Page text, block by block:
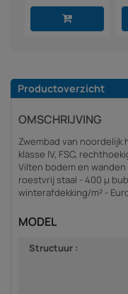
Productoverzicht
OMSCHRIJVING
Zwembad van
klasse IV, FSC,
Vilten bodem en
roestvrij staal - 400 µ
winterafdekking/m² -
MODEL
Structuur :